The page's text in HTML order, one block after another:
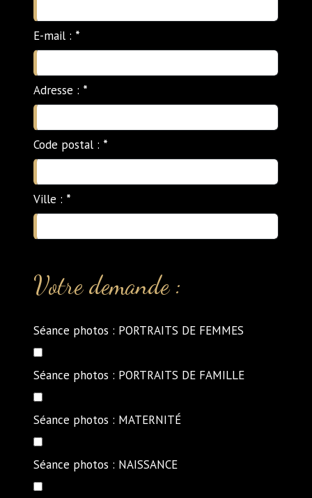
E-mail : *
Adresse : *
Code postal : *
Ville : *
Votre demande :
Séance photos : PORTRAITS DE FEMMES
Séance photos : PORTRAITS DE FAMILLE
Séance photos : MATERNITÉ
Séance photos : NAISSANCE